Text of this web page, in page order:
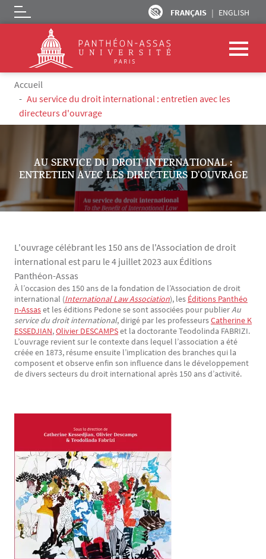
Aller au contenu principal
FRANÇAIS ENGLISH
Logo
Fil d'Ariane
Accueil
Au service du droit international : entretien avec les
directeurs d'ouvrage
AU SERVICE DU DROIT INTERNATIONAL :
ENTRETIEN AVEC LES DIRECTEURS D'OUVRAGE
L'ouvrage célébrant les 150 ans de l'Association de droit
international est paru le 4 juillet 2023 aux Éditions
Panthéon-Assas
Texte
À l’occasion des 150 ans de la fondation de l’Association de droit
international (International Law Association), les Éditions Panthéo
n-Assaset les éditions Pedone se sont associées pour publierAu
service du droit international, dirigé par les professeursCatherine K
ESSEDJIAN,Olivier DESCAMPSet la doctorante Teodolinda FABRIZI.
L’ouvrage revient sur le contexte dans lequel l’association a été
créée en 1873, résume ensuite l’implication des branches qui la
composent et observe enfin son influence dans le développement
de divers secteurs du droit international après 150 ans d’activité.